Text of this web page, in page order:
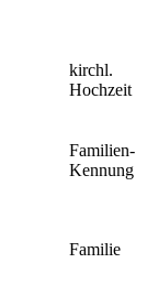
kirchl.
Hochzeit
Familien-
Kennung
Familie